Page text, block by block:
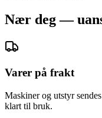
Nær deg —
Varer på frakt
Maskiner og utstyr
klart til bruk.